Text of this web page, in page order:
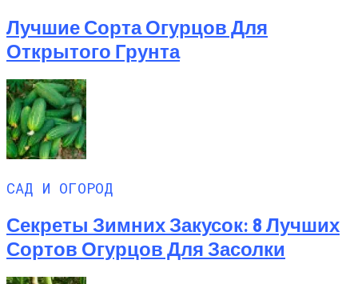
Лучшие Сорта Огурцов Для
Открытого Грунта
САД И ОГОРОД
Секреты Зимних Закусок: 8 Лучших
Сортов Огурцов Для Засолки